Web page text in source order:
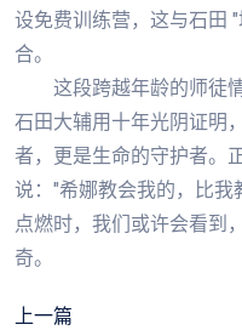
设免费训练营，这与石田
合。
这段跨越年龄的师徒
石田大辅用十年光阴证明
者，更是生命的守护者。
说："希娜教会我的，比我
点燃时，我们或许会看到
奇。
上一篇